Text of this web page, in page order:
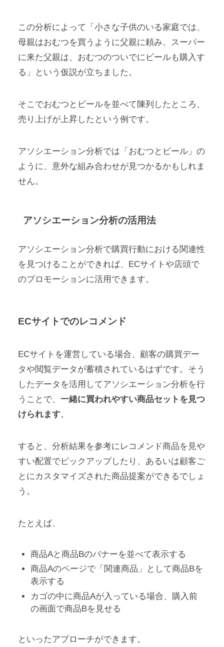
この分析によって「小さな子供のいる家庭では、
母親はおむつを買うように父親に頼み、スーパー
に来た父親は、おむつのついでにビールも購入す
る」という仮説が立ちました。
そこでおむつとビールを並べて陳列したところ、
売り上げが上昇したという例です。
アソシエーション分析では「おむつとビール」の
ように、意外な組み合わせが見つかるかもしれま
せん。
アソシエーション分析の活用法
アソシエーション分析で購買行動における関連性
を見つけることができれば、ECサイトや店頭で
のプロモーションに活用できます。
ECサイトでのレコメンド
ECサイトを運営している場合、顧客の購買デー
タや閲覧データが蓄積されているはずです。そう
したデータを活用してアソシエーション分析を行
うことで、 一緒に買われやすい商品セットを見つ
けられます。
すると、分析結果を参考にレコメンド商品を見や
すい配置でピックアップしたり、あるいは顧客ご
とにカスタマイズされた商品提案ができるでしょ
う。
たとえば、
商品Aと商品Bのバナーを並べて表示する
商品Aのページで「関連商品」として商品Bを
表示する
カゴの中に商品Aが入っている場合、購入前
の画面で商品Bを見せる
といったアプローチができます。